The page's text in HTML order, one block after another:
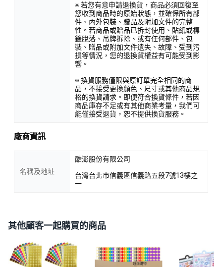
※ 若您有意申請退換貨，商品必須回復至
您收到商品時的原始狀態，並確保所有部
件、內外包裝、贈品及附加文件的完整
性。若商品或贈品已拆封使用、貼紙或標
籤脫落、吊牌拆除、或有任何部件、包
裝、贈品或附加文件遺失、故障、受到污
損等情況，您的退換貨權益有可能受到影
響。
※ 換貨服務僅限與原訂單完全相同的商
品，不接受更換顏色、尺寸或其他商品規
格的換貨請求。即便符合換貨條件，若因
商品庫存不足或有其他商業考量，我們可
能僅接受退貨，恕不提供換貨服務。
廠商資訊
名稱及地址
酷澎股份有限公司
台灣台北市信義區信義路五段7號13樓之
一
其他顧客一起購買的商品